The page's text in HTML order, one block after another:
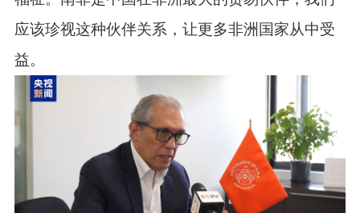
应该珍视这种伙伴关系，让更多非洲国家从中受
益。